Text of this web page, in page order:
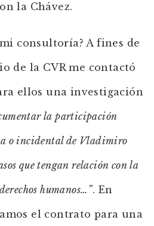
la Chávez.
consultoría? A fines de
de la CVR me contactó
ellos una investigación
la participación
o incidental de Vladimiro
que tengan relación con la
humanos…”. En
el contrato para una